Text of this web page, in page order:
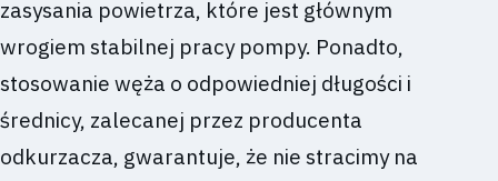
zasysania powietrza, które jest głównym
wrogiem stabilnej pracy pompy. Ponadto,
stosowanie węża o odpowiedniej długości i
średnicy, zalecanej przez producenta
odkurzacza, gwarantuje, że nie stracimy na